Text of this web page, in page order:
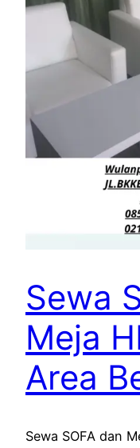
Sewa
Meja
Area
Sewa SOFA dan